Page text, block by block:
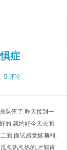
症
5 评论
队伍了.昨天接到一
的,就约好今天去面
面,面试感觉挺顺利,
忽热忽热的,才能肯